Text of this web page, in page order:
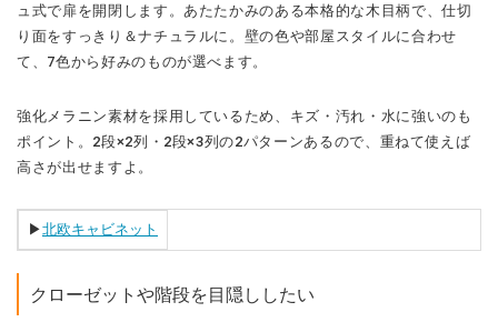
ュ式で扉を開閉します。あたたかみのある本格的な木目柄で、仕切
り面をすっきり＆ナチュラルに。壁の色や部屋スタイルに合わせ
て、7色から好みのものが選べます。
強化メラニン素材を採用しているため、キズ・汚れ・水に強いのも
ポイント。2段×2列・2段×3列の2パターンあるので、重ねて使えば
高さが出せますよ。
▶︎北欧キャビネット
クローゼットや階段を目隠ししたい